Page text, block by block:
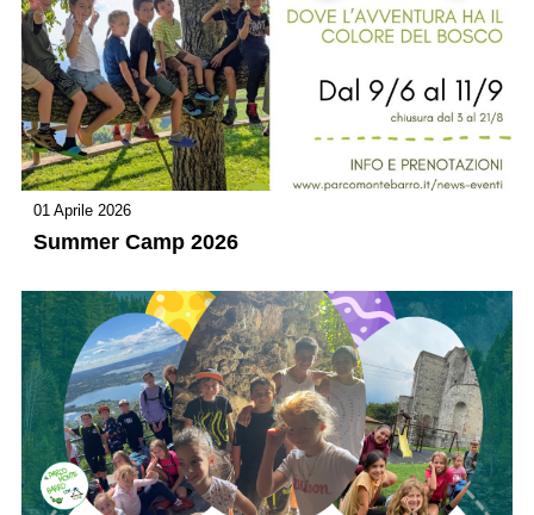
01 Aprile 2026
Summer Camp 2026